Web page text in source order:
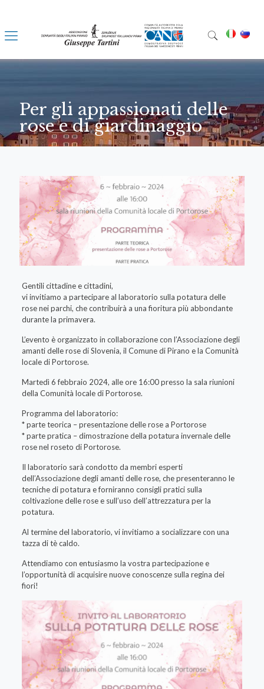
Per gli appassionati delle
rose e di giardinaggio
Gentili cittadine e cittadini,
vi invitiamo a partecipare al laboratorio sulla potatura delle
rose nei parchi, che contribuirà a una fioritura più abbondante
durante la primavera.
L’evento è organizzato in collaborazione con l’Associazione degli
amanti delle rose di Slovenia, il Comune di Pirano e la Comunità
locale di Portorose.
Martedì 6 febbraio 2024, alle ore 16:00 presso la sala riunioni
della Comunità locale di Portorose.
Programma del laboratorio:
* parte teorica – presentazione delle rose a Portorose
* parte pratica – dimostrazione della potatura invernale delle
rose nel roseto di Portorose.
Il laboratorio sarà condotto da membri esperti
dell’Associazione degli amanti delle rose, che presenteranno le
tecniche di potatura e forniranno consigli pratici sulla
coltivazione delle rose e sull’uso dell’attrezzatura per la
potatura.
Al termine del laboratorio, vi invitiamo a socializzare con una
tazza di tè caldo.
Attendiamo con entusiasmo la vostra partecipazione e
l’opportunità di acquisire nuove conoscenze sulla regina dei
fiori!